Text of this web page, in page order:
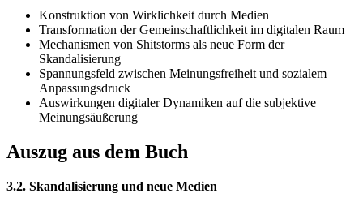
Konstruktion von Wirklichkeit durch Medien
Transformation der Gemeinschaftlichkeit im digitalen Raum
Mechanismen von Shitstorms als neue Form der
Skandalisierung
Spannungsfeld zwischen Meinungsfreiheit und sozialem
Anpassungsdruck
Auswirkungen digitaler Dynamiken auf die subjektive
Meinungsäußerung
Auszug aus dem Buch
3.2. Skandalisierung und neue Medien